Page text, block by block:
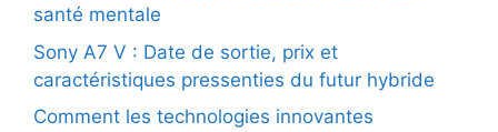
santé mentale
Sony A7 V : Date de sortie, prix et
caractéristiques pressenties du futur hybride
Comment les technologies innovantes